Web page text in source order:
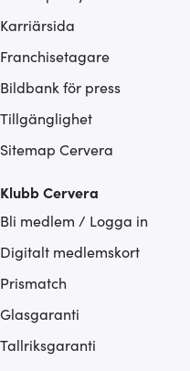
Karriärsida
Franchisetagare
Bildbank för press
Tillgänglighet
Sitemap Cervera
Klubb Cervera
Bli medlem / Logga in
Digitalt medlemskort
Prismatch
Glasgaranti
Tallriksgaranti